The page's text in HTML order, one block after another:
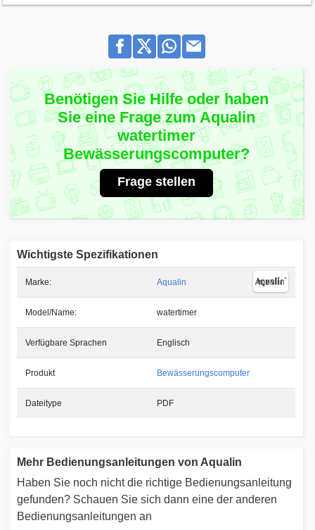
Benötigen Sie Hilfe oder haben
Sie eine Frage zum Aqualin
watertimer
Bewässerungscomputer?
Frage stellen
Wichtigste Spezifikationen
Marke: Aqualin
Model/Name: watertimer
Verfügbare Sprachen Englisch
Produkt Bewässerungscomputer
Dateitype PDF
Mehr Bedienungsanleitungen von Aqualin
Haben Sie noch nicht die richtige Bedienungsanleitung
gefunden? Schauen Sie sich dann eine der anderen
Bedienungsanleitungen an